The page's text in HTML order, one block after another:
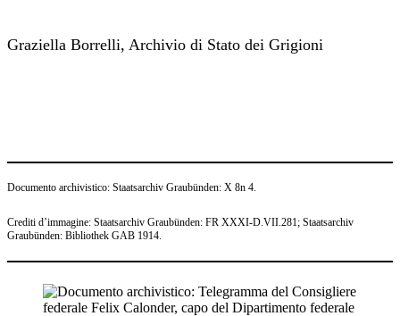
Graziella Borrelli, Archivio di Stato dei Grigioni
Documento archivistico: Staatsarchiv Graubünden: X 8n 4.
Crediti d’immagine: Staatsarchiv Graubünden: FR XXXI-D.VII.281; Staatsarchiv
Graubünden: Bibliothek GAB 1914.